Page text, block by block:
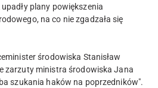
plany powiększenia
na co nie zgadzała się
środowiska Stanisław
zarzuty ministra środowiska Jana
szukania haków na poprzedników".